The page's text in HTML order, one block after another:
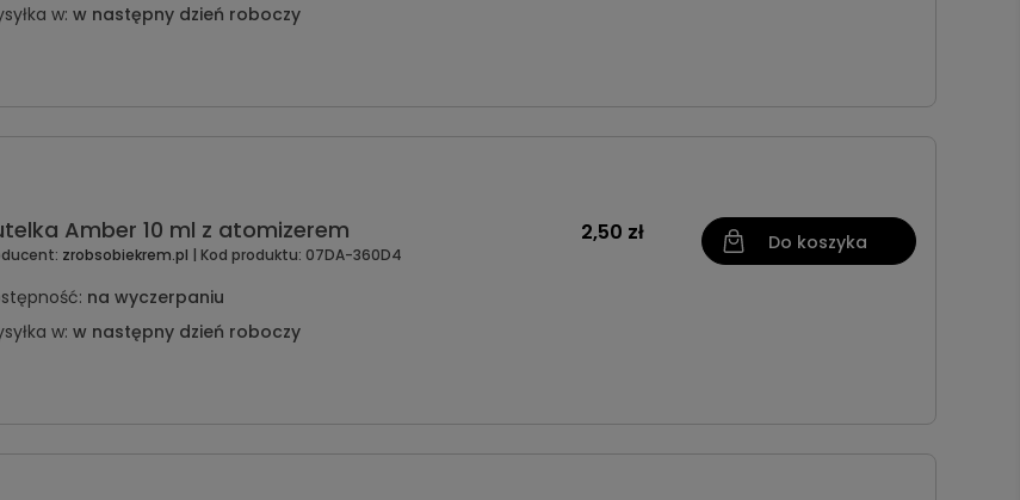
w: w następny dzień roboczy
Amber 10 ml z atomizerem
zrobsobiekrem.pl | Kod produktu: 07DA-360D4
na wyczerpaniu
w: w następny dzień roboczy
2,50 zł Do koszyka